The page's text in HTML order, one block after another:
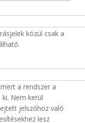
közül csak a
a rendszer a
Nem kerül
jelszóhoz való
lesz